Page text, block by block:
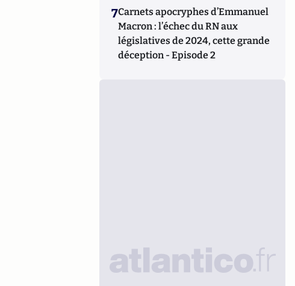
7Carnets apocryphes d’Emmanuel
Macron : l’échec du RN aux
législatives de 2024, cette grande
déception - Episode 2